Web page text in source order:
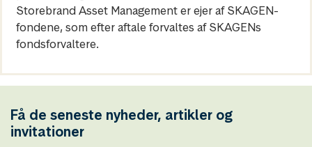
Storebrand Asset Management er ejer af SKAGEN-
fondene, som efter aftale forvaltes af SKAGENs
fondsforvaltere.
Få de seneste nyheder, artikler og
invitationer